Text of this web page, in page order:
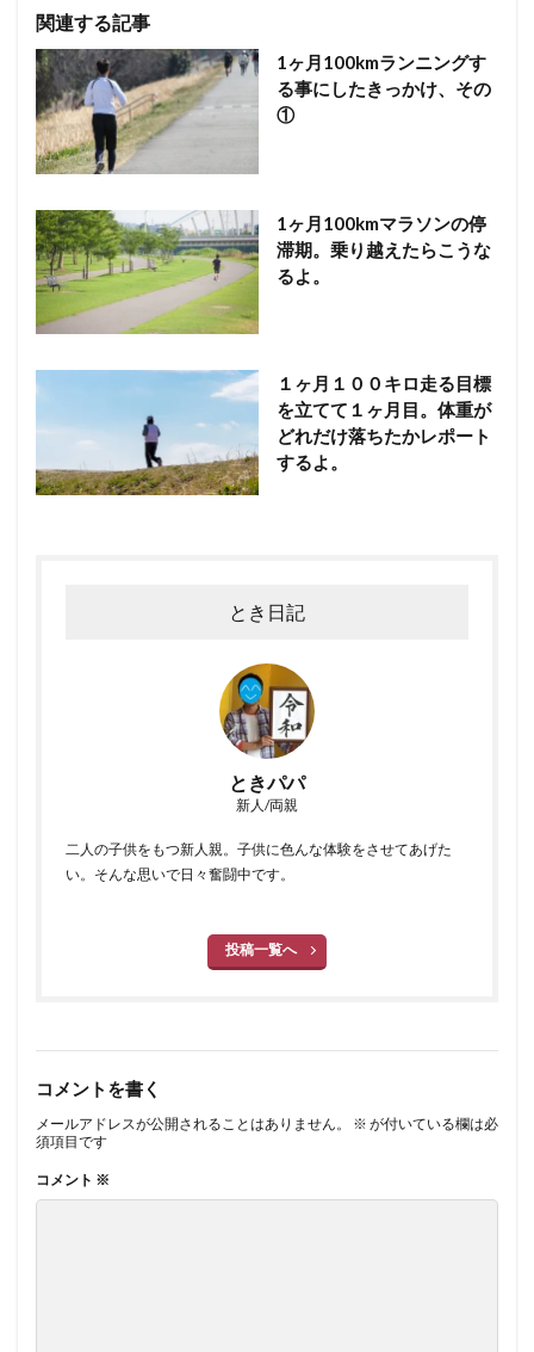
関連する記事
1ヶ月100kmランニングす
る事にしたきっかけ、その
①
1ヶ月100kmマラソンの停
滞期。乗り越えたらこうな
るよ。
１ヶ月１００キロ走る目標
を立てて１ヶ月目。体重が
どれだけ落ちたかレポート
するよ。
とき日記
ときパパ
新人/両親
二人の子供をもつ新人親。子供に色んな体験をさせてあげた
い。そんな思いで日々奮闘中です。
投稿一覧へ
コメントを書く
メールアドレスが公開されることはありません。 ※ が付いている欄は必
須項目です
コメント ※